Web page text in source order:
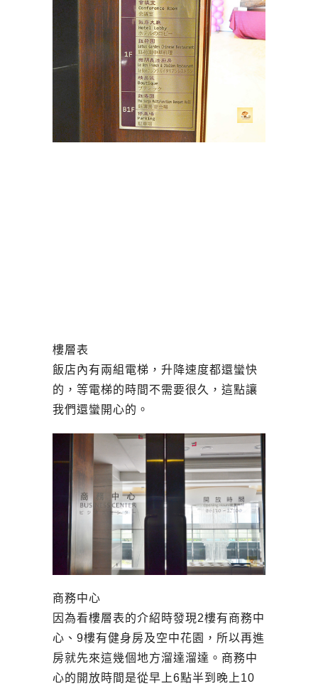
樓層表
飯店內有兩組電梯，升降速度都還蠻快
的，等電梯的時間不需要很久，這點讓
我們還蠻開心的。
商務中心
因為看樓層表的介紹時發現2樓有商務中
心、9樓有健身房及空中花園，所以再進
房就先來這幾個地方溜達溜達。商務中
心的開放時間是從早上6點半到晚上10